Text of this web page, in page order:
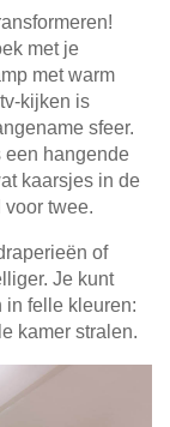
met je
met warm
kijken is
sfeer.
een hangende
kaarsjes in de
twee.
of
Je kunt
in felle kleuren:
kamer stralen.